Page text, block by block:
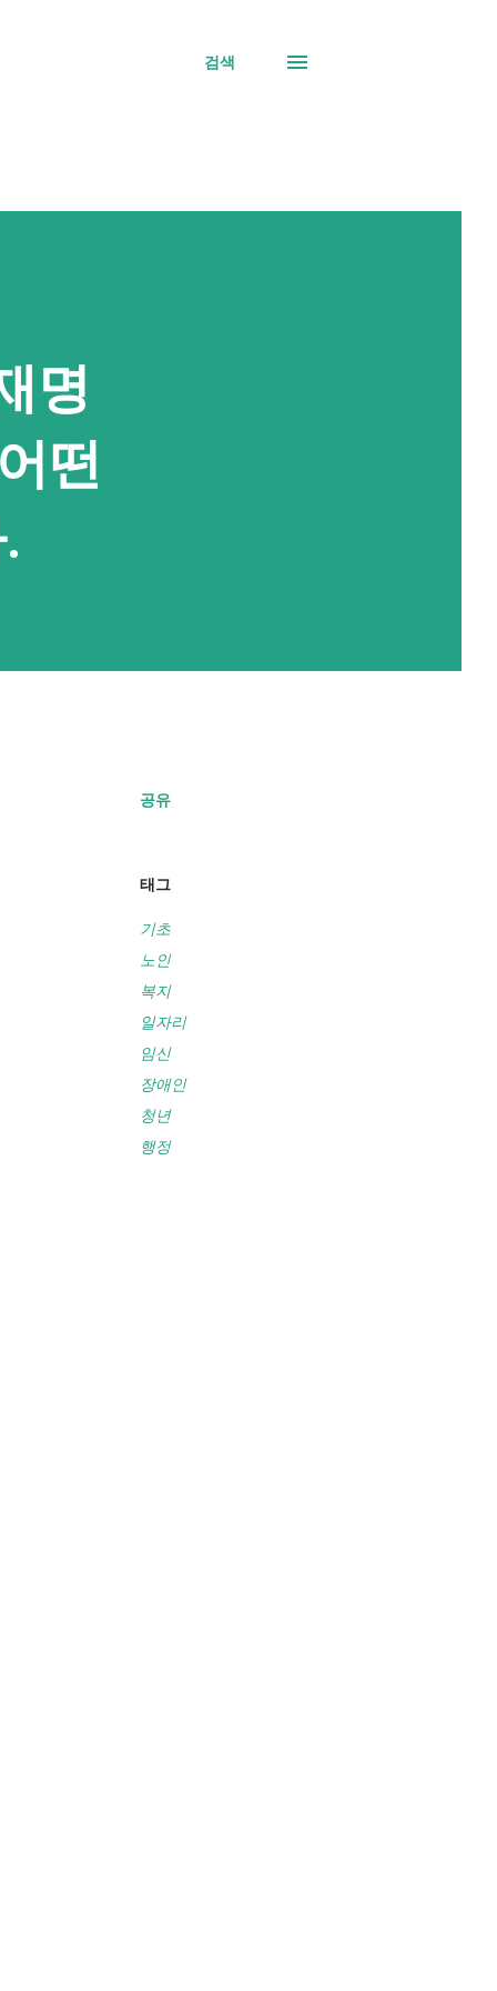
검색
명
떤
공유
태그
기초
노인
복지
일자리
임신
장애인
청년
행정